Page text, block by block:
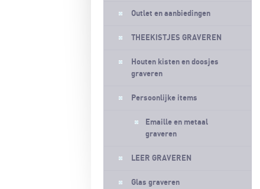
Outlet en aanbiedingen
THEEKISTJES GRAVEREN
Houten kisten en doosjes
graveren
Persoonlijke items
Emaille en metaal
graveren
LEER GRAVEREN
Glas graveren